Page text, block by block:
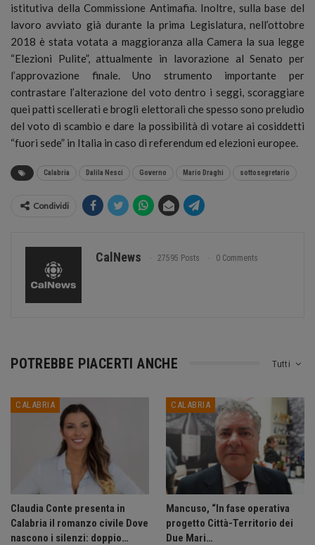
istitutiva della Commissione Antimafia. Inoltre, sulla base del
lavoro avviato già durante la prima Legislatura, nell’ottobre
2018 è stata votata a maggioranza alla Camera la sua legge
“Elezioni Pulite”, attualmente in lavorazione al Senato per
l’approvazione finale. Uno strumento importante per
contrastare l’alterazione del voto dentro i seggi, scoraggiare
quei patti scellerati e brogli elettorali che spesso sono preludio
del voto di scambio e dare la possibilità di votare ai cosiddetti
“fuori sede” in Italia in caso di referendum ed elezioni europee.
Calabria Dalila Nesci Governo Mario Draghi sottosegretario
Condividi
CalNews 27595 Posts 0 Comments
Tutti
POTREBBE PIACERTI ANCHE
CALABRIA
Claudia Conte presenta in
Calabria il romanzo civile Dove
nascono i silenzi: doppio…
CALABRIA
Mancuso, “In fase operativa
progetto Città-Territorio dei
Due Mari…